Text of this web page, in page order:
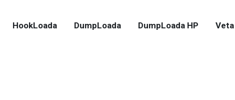
HookLoada DumpLoada DumpLoada HP